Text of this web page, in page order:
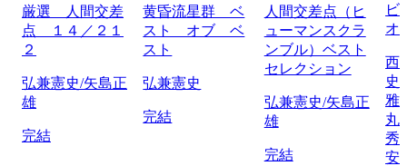
厳選 人間交差
点 １４／２１
２
弘兼憲史/矢島正
雄
完結
黄昏流星群 ベ
スト オブ ベ
スト
弘兼憲史
完結
人間交差点（ヒ
ューマンスクラ
ンブル）ベスト
セレクション
弘兼憲史/矢島正
雄
完結
ビ
オ
西
史
雅
丸
秀
安